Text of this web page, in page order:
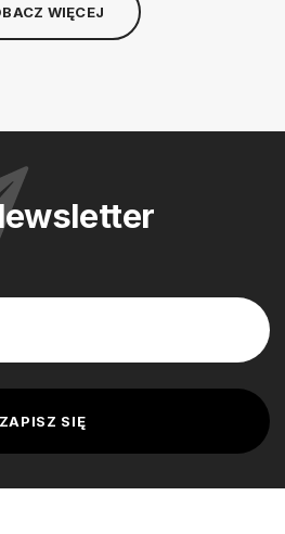
WIĘCEJ